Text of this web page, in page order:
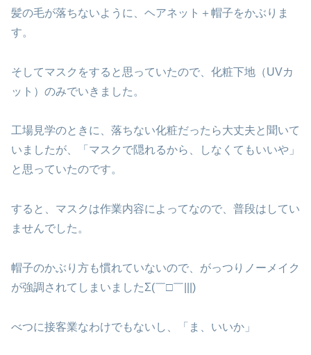
髪の毛が落ちないように、ヘアネット＋帽子をかぶりま
す。
そしてマスクをすると思っていたので、化粧下地（UVカ
ット）のみでいきました。
工場見学のときに、落ちない化粧だったら大丈夫と聞いて
いましたが、「マスクで隠れるから、しなくてもいいや」
と思っていたのです。
すると、マスクは作業内容によってなので、普段はしてい
ませんでした。
帽子のかぶり方も慣れていないので、がっつりノーメイク
が強調されてしまいましたΣ(￣□￣|||)
べつに接客業なわけでもないし、「ま、いいか」